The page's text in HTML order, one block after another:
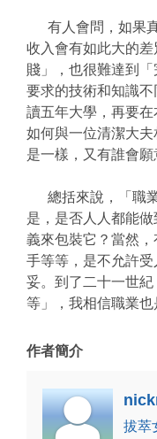
有人會問，如果真
收入會有如此大的
賤」，也很難達到
要求的技術和知識
讀五年大學，再要
如何與一位清潔大
是一樣，又有誰會
總括來說，「職業
是，是否人人都能
義來包裝它？當然
手等等，是不允許
妥。到了二十一世
等」，我相信職業也
作者簡介
拔萃